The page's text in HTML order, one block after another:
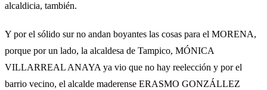
alcaldicia, también.
Y por el sólido sur no andan boyantes las cosas para el MORENA,
porque por un lado, la alcaldesa de Tampico, MÓNICA
VILLARREAL ANAYA ya vio que no hay reelección y por el
barrio vecino, el alcalde maderense ERASMO GONZÁLLEZ